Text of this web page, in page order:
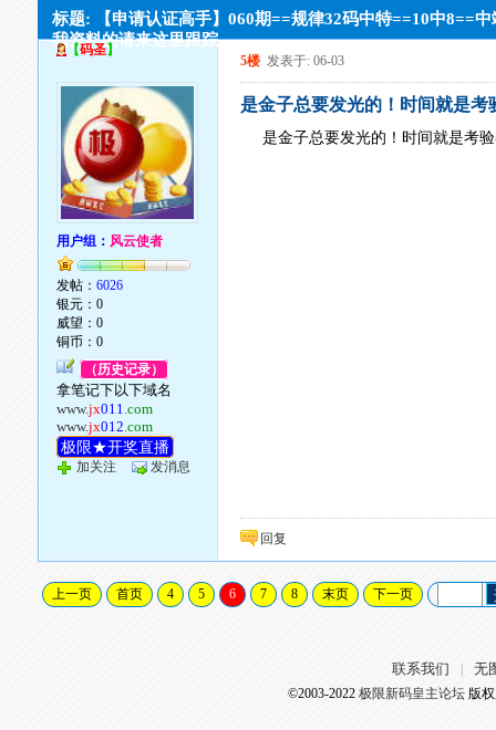
标题: 【申请认证高手】060期==规律32码中特==10中8==
我资料的请来这里跟踪
【码圣】
用户组： 风云使者
发帖：6026
银元：0
威望：0
铜币：0
（历史记录）
拿笔记下以下域名
www.jx011.com
www.jx012.com
极限★开奖直播
加关注 发消息
5楼 发表于: 06-03
是金子总要发光的！时间就是考
是金子总要发光的！时间就是考
回复
上一页 首页 4 5 6 7 8 末页 下一页
联系我们 无
©2003-2022 极限新码皇主论坛版权